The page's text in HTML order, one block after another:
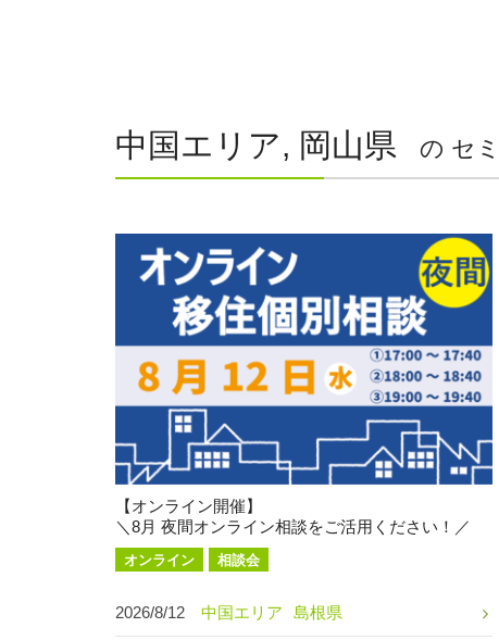
中国エリア, 岡山県 の セ
【オンライン開催】
＼8月 夜間オンライン相談をご活用ください！／
オンライン 相談会
2026/8/12 中国エリア 島根県